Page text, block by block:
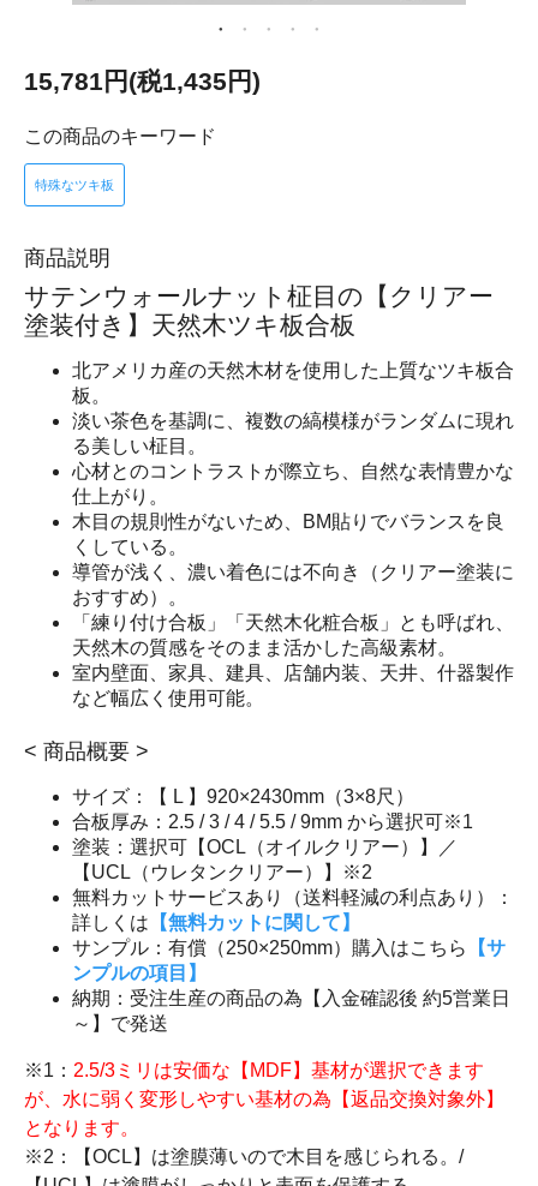
15,781円(税1,435円)
この商品のキーワード
特殊なツキ板
商品説明
サテンウォールナット柾目の【クリアー
塗装付き】天然木ツキ板合板
北アメリカ産の天然木材を使用した上質なツキ板合
板。
淡い茶色を基調に、複数の縞模様がランダムに現れ
る美しい柾目。
心材とのコントラストが際立ち、自然な表情豊かな
仕上がり。
木目の規則性がないため、BM貼りでバランスを良
くしている。
導管が浅く、濃い着色には不向き（クリアー塗装に
おすすめ）。
「練り付け合板」「天然木化粧合板」とも呼ばれ、
天然木の質感をそのまま活かした高級素材。
室内壁面、家具、建具、店舗内装、天井、什器製作
など幅広く使用可能。
< 商品概要 >
サイズ：【 L 】920×2430mm（3×8尺）
合板厚み：2.5 / 3 / 4 / 5.5 / 9mm から選択可※1
塗装：選択可【OCL（オイルクリアー）】／
【UCL（ウレタンクリアー）】※2
無料カットサービスあり（送料軽減の利点あり）：
詳しくは 【無料カットに関して】
サンプル：有償（250×250mm）購入はこちら
【サ
ンプルの項目】
納期：受注生産の商品の為【入金確認後 約5営業日
～】で発送
※1： 2.5/3ミリは安価な【MDF】基材が選択できます
が、水に弱く変形しやすい基材の為【返品交換対象外】
となります。
※2：【OCL】は塗膜薄いので木目を感じられる。/